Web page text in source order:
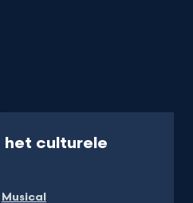
het culturele
Musical